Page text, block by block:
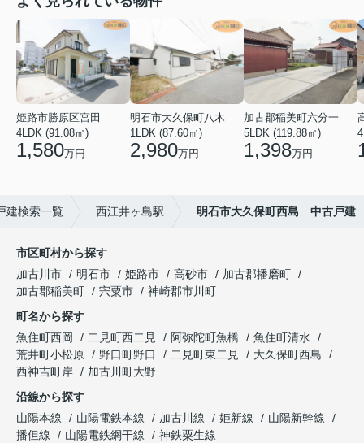
姫路市勝原区宮田
4LDK (91.08㎡)
1,580万円
明石市大久保町八木
1LDK (87.60㎡)
2,980万円
加古郡稲美町六分一
5LDK (119.88㎡)
1,398万円
建検索一覧 西江井ヶ島駅 明石市大久保町西島 中古戸建
市区町村から探す
加古川市
明石市 姫路市 高砂市
加古郡播磨町
加古郡稲美町
宍粟市
神崎郡市川町
町名から探す
魚住町西岡
二見町西二見 阿弥陀町魚橋
魚住町清水
荒井町小松原
野口町野口 二見町東二見
大久保町西島
西神吉町岸
加古川町大野
沿線から探す
山陽本線
山陽電鉄本線 加古川線 姫新線
山陽新幹線
播但線
山陽電鉄網干線
神鉄粟生線